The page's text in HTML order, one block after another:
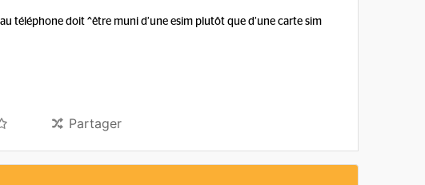
téléphone doit ^être muni d’une esim plutôt que d’une carte sim
Partager